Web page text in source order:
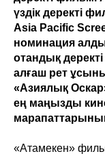
үздік деректі
Asia Pacific
номинация
отандық
алғаш рет
«Азиялық
ең маңызды
«Атамекен»